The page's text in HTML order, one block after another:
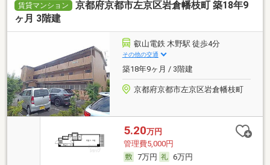
賃貸マンション
京都府京都市左京区岩倉幡枝町 築18年9
ヶ月 3階建
叡山電鉄 木野駅 徒歩4分
その他の交通
築18年9ヶ月 / 3階建
京都府京都市左京区岩倉幡枝町
5.20万円
管理費5,000円
7万円
6万円